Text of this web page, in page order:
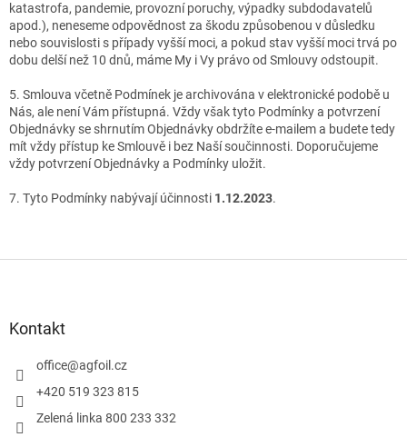
katastrofa, pandemie, provozní poruchy, výpadky subdodavatelů
apod.), neneseme odpovědnost za škodu způsobenou v důsledku
nebo souvislosti s případy vyšší moci, a pokud stav vyšší moci trvá po
dobu delší než 10 dnů, máme My i Vy právo od Smlouvy odstoupit.
5. Smlouva včetně Podmínek je archivována v elektronické podobě u
Nás, ale není Vám přístupná. Vždy však tyto Podmínky a potvrzení
Objednávky se shrnutím Objednávky obdržíte e-mailem a budete tedy
mít vždy přístup ke Smlouvě i bez Naší součinnosti. Doporučujeme
vždy potvrzení Objednávky a Podmínky uložit.
7. Tyto Podmínky nabývají účinnosti 1.12.2023.
Kontakt
office@agfoil.cz
+420 519 323 815
Zelená linka 800 233 332